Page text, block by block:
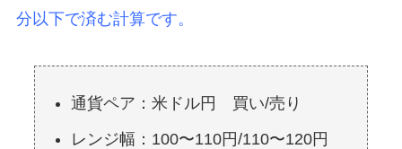
分以下で済む計算です。
通貨ペア：米ドル円 買い/売り
レンジ幅：100〜110円/110〜120円